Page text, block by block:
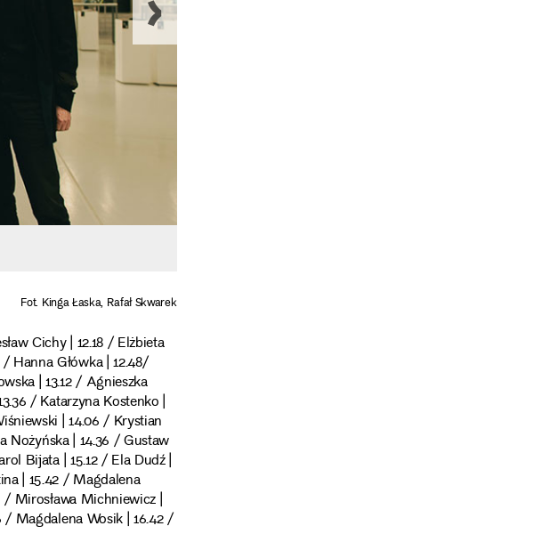
Fot. Kinga Łaska, Rafał Skwarek
Cichy | 12.18 / Elżbieta
Hanna Główka | 12.48/
| 13.12 / Agnieszka
/ Katarzyna Kostenko |
| 14.06 / Krystian
Nożyńska | 14.36 / Gustaw
Bijata | 15.12 / Ela Dudź |
| 15.42 / Magdalena
/ Mirosława Michniewicz |
/ Magdalena Wosik | 16.42 /